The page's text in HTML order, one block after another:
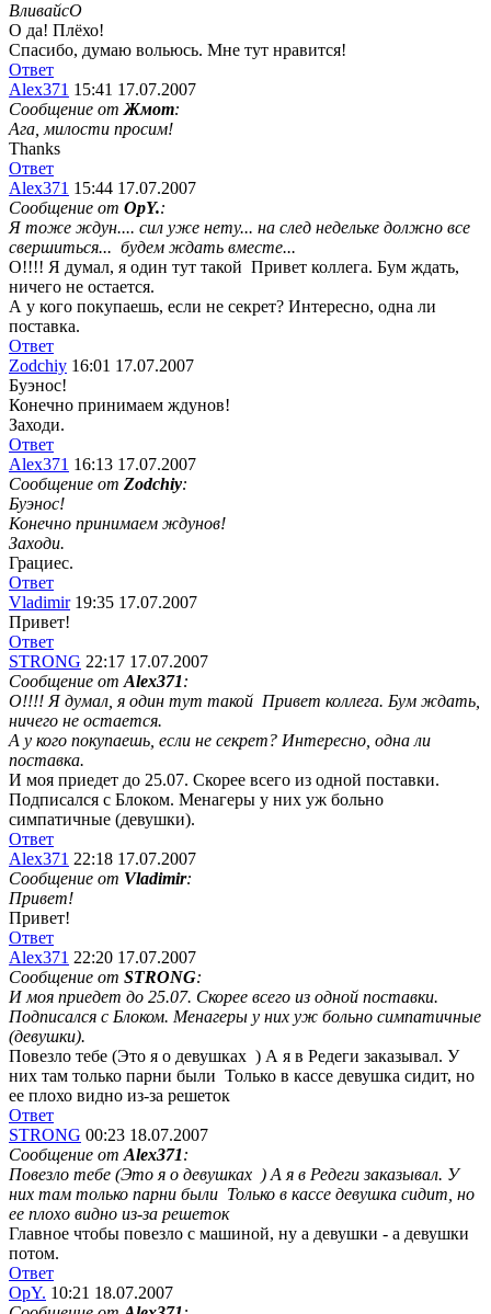
ВливайсО
О да! Плёхо!
Спасибо, думаю вольюсь. Мне тут нравится!
Ответ
Alex371 15:41 17.07.2007
Сообщение от Жмот:
Ага, милости просим!
Thanks
Ответ
Alex371 15:44 17.07.2007
Сообщение от OpY.:
Я тоже ждун.... сил уже нету... на след недельке должно все
свершиться... будем ждать вместе...
О!!!! Я думал, я один тут такой Привет коллега. Бум ждать,
ничего не остается.
А у кого покупаешь, если не секрет? Интересно, одна ли
поставка.
Ответ
Zodchiy 16:01 17.07.2007
Буэнос!
Конечно принимаем ждунов!
Заходи.
Ответ
Alex371 16:13 17.07.2007
Сообщение от Zodchiy:
Буэнос!
Конечно принимаем ждунов!
Заходи.
Грациес.
Ответ
Vladimir19:35 17.07.2007
Привет!
Ответ
STRONG 22:17 17.07.2007
Сообщение от Alex371:
О!!!! Я думал, я один тут такой Привет коллега. Бум ждать,
ничего не остается.
А у кого покупаешь, если не секрет? Интересно, одна ли
поставка.
И моя приедет до 25.07. Скорее всего из одной поставки.
Подписался с Блоком. Менагеры у них уж больно
симпатичные (девушки).
Ответ
Alex371 22:18 17.07.2007
Сообщение от Vladimir:
Привет!
Привет!
Ответ
Alex371 22:20 17.07.2007
Сообщение от STRONG:
И моя приедет до 25.07. Скорее всего из одной поставки.
Подписался с Блоком. Менагеры у них уж больно симпатичные
(девушки).
Повезло тебе (Это я о девушках ) А я в Редеги заказывал. У
них там только парни были Только в кассе девушка сидит, но
ее плохо видно из-за решеток
Ответ
STRONG 00:23 18.07.2007
Сообщение от Alex371:
Повезло тебе (Это я о девушках ) А я в Редеги заказывал. У
них там только парни были Только в кассе девушка сидит, но
ее плохо видно из-за решеток
Главное чтобы повезло с машиной, ну а девушки - а девушки
потом.
Ответ
OpY. 10:21 18.07.2007